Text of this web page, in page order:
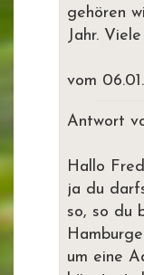
gehören
Jahr.
vom
Antwort
Hallo
ja du
so, so du
um eine